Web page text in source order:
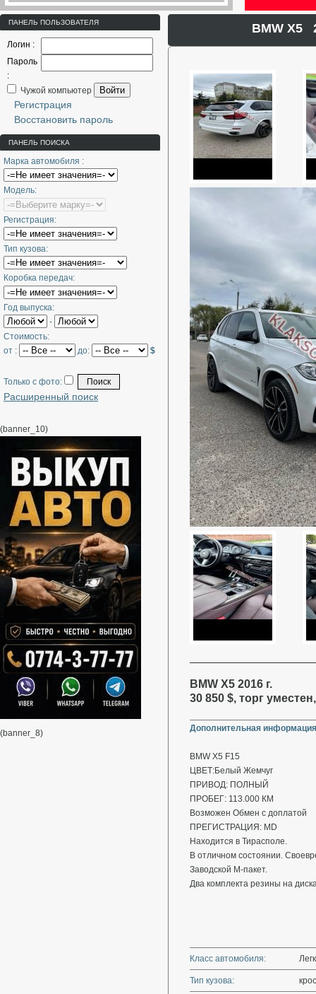
ПАНЕЛЬ ПОЛЬЗОВАТЕЛЯ
Логин :
Пароль
:
Чужой компьютер
Войти
Регистрация
Восстановить пароль
ПАНЕЛЬ ПОИСКА
Марка автомобиля :
Модель:
Регистрация:
Тип кузова:
Коробка передач:
Год выпуска:
-
Стоимость:
от :
до: $
Только с фото:
Расширенный поиск
(banner_10)
(banner_8)
BMW X5
BMW X5 2016 г.
30 850 $, торг
Дополнительная
BMW X5 F15
ЦВЕТ:Белый Жемчуг
ПРИВОД: ПОЛНЫЙ
ПРОБЕГ: 113.000 КМ
Возможен Обмен с доплатой
ПРЕГИСТРАЦИЯ: MD
Находится в Тирасполе.
В отличном состоянии.
Заводской М-пакет.
Два комплекта резины на
Класс автомобиля:
Тип кузова: